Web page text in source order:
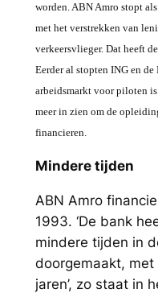
worden. ABN Amro stopt
met het verstrekken van
verkeersvlieger. Dat heeft
Eerder al stopten ING en
arbeidsmarkt voor piloten
meer in zien om de
financieren.
Mindere tijden
ABN Amro
1993. ‘De bank
mindere tijden in
doorgemaakt,
jaren’, zo staat in